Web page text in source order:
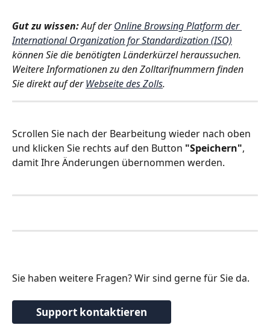
Gut zu wissen: Auf der Online Browsing Platform der
International Organization for Standardization (ISO)
können Sie die benötigten Länderkürzel heraussuchen.
Weitere Informationen zu den Zolltarifnummern finden
Sie direkt auf der Webseite des Zolls.
Scrollen Sie nach der Bearbeitung wieder nach oben
und klicken Sie rechts auf den Button "Speichern",
damit Ihre Änderungen übernommen werden.
Sie haben weitere Fragen? Wir sind gerne für Sie da.
Support kontaktieren